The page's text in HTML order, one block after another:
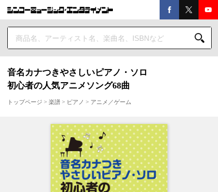
音名カナつきやさしいピアノ・ソロ
初心者の人気アニメソング68曲
トップページ > 楽譜 > ピアノ > アニメ／ゲーム